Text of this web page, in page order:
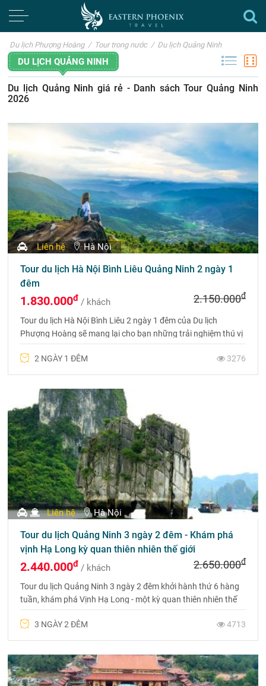
Du lịch Phượng Hoàng / Tour trong nước / Du lịch Quảng Ninh
DU LỊCH QUẢNG NINH
Du lịch Quảng Ninh giá rẻ - Danh sách Tour Quảng Ninh
2026
Liên hệ Hà Nội
Tour du lịch Hà Nội Bình Liêu Quảng Ninh 2 ngày 1
đêm
1.830.000đ / khách 2.150.000đ
Tour du lịch Hà Nội Bình Liêu 2 ngày 1 đêm của Du lịch
Phượng Hoàng sẽ mang lại cho bạn những trải nghiệm thú vị
2 NGÀY 1 ĐÊM
3276
Liên hệ Hà Nội
Tour du lịch Quảng Ninh 3 ngày 2 đêm - Khám phá
vịnh Hạ Long kỳ quan thiên nhiên thế giới
2.440.000đ / khách 2.650.000đ
Tour du lịch Quảng Ninh 3 ngày 2 đêm khởi hành thứ 6 hàng
tuần, khám phá Vịnh Hạ Long - một kỳ quan thiên nhiên thế
3 NGÀY 2 ĐÊM
4713